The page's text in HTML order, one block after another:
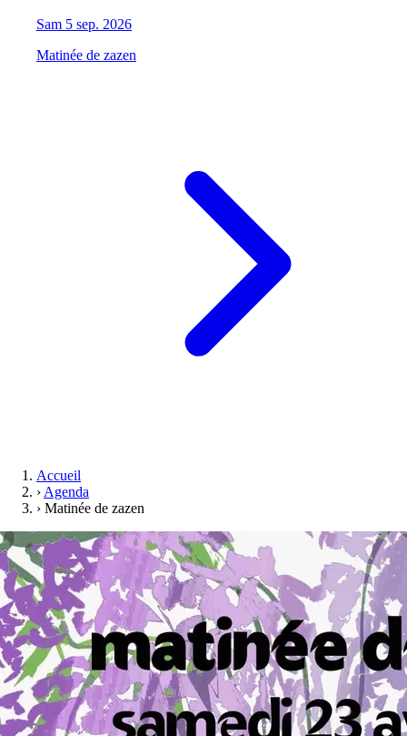
Sam 5 sep. 2026
Matinée de zazen
Accueil
› Agenda
› Matinée de zazen